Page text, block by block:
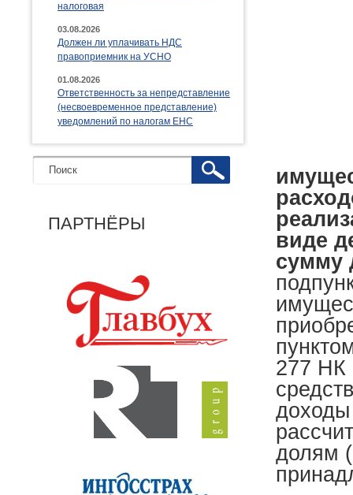
налоговая
03.08.2026
Должен ли уплачивать НДС
правоприемник на УСНО
01.08.2026
Ответственность за непредставление
(несвоевременное представление)
уведомлений по налогам ЕНС
ПАРТНЁРЫ
виде
сумму
277 НК
доходы
долям